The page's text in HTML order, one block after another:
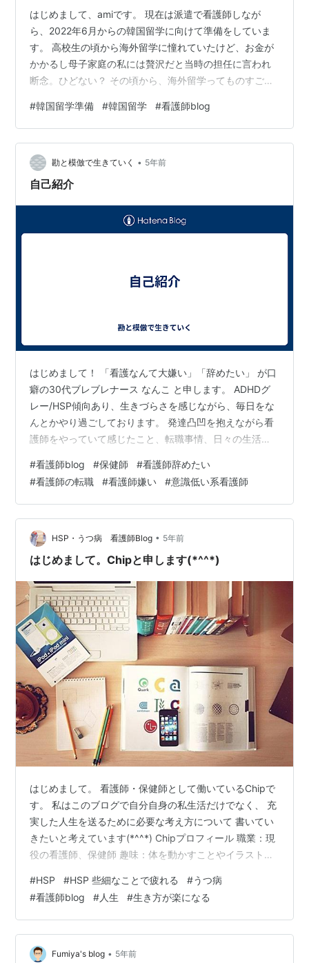
はじめまして、amiです。 現在は派遣で看護師しなが
ら、2022年6月からの韓国留学に向けて準備をしていま
す。 高校生の頃から海外留学に憧れていたけど、お金が
かかるし母子家庭の私には贅沢だと当時の担任に言われ
断念。ひどない？ その頃から、海外留学ってものすごく
た。 そこからぬらぬらと時が流れ、2019年の夏に初の渡
韓。楽しくて三週間後にまた渡韓。 その12月になんとな
く韓国語の独学を開始しました。 みんなどんな勉強して
るんだと検索しまくっていたら、留学についての記事を
発見。 その数週間後にこけて右足首の靭帯を部分断裂し
#韓国留学準備 #韓国留学 #看護師blog
勘と模倣で生きていく • 5年前
自己紹介
はじめまして！ 「看護なんて大嫌い」「辞めたい」 が口
癖の30代ブレブレナース なんこ と申します。 ADHDグ
レー/HSP傾向あり、生きづらさを感じながら、毎日をな
んとかやり過ごしております。 発達凸凹を抱えながら看
護師をやっていて感じたこと、転職事情、日々の生活な
けど、せっかく取った資格を活かして良い環境で働きた
い！！ が永遠のテーマ。 文才はないですが、同じ悩みを
抱えている方の希望に少しでもなれればいいなと思い、
ブログをはじめることにしました。 ＊プロフィール＊ 職
業：保健師 保有資格：看護師・保健師・AT限定自動車免
許 性格：基本勘で…
#看護師blog #保健師 #看護師辞めたい
#看護師の転職 #看護師嫌い #意識低い系看護師
HSP・うつ病 看護師Blog • 5年前
はじめまして。Chipと申します(*^^*)
はじめまして。 看護師・保健師として働いているChipで
す。 私はこのブログで自分自身の私生活だけでなく、 充
実した人生を送るために必要な考え方について 書いてい
きたいと考えています(*^^*) Chipプロフィール 職業：現
役の看護師、保健師 趣味：体を動かすことやイラスト、
ブと思われがちですが、 家に帰るとネガティブ炸裂。
HPS傾向。 追記：現在うつ病の内服中。眠剤も併用。 ブ
ログを書くきっかけ 私はもともと、とても周りを気にす
る性格で そして自分自身の駄目さに日々落ち込む 人間で
した。 20代で社会人になりたての時は 何かと忙しく動
#HSP #HSP 些細なことで疲れる #うつ病
#看護師blog #人生 #生き方が楽になる
Fumiya's blog • 5年前